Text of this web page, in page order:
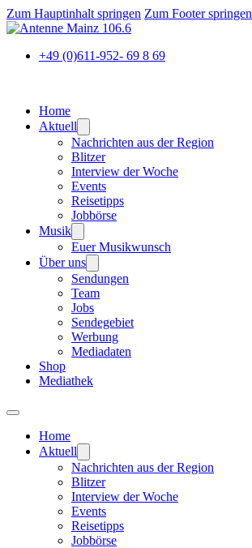
Zum Hauptinhalt springen Zum Footer springen
+49 (0)611-952- 69 8 69
Home
Aktuell
Nachrichten aus der Region
Blitzer
Interview der Woche
Events
Reisetipps
Jobbörse
Musik
Euer Musikwunsch
Über uns
Sendungen
Team
Jobs
Sendegebiet
Werbung
Mediadaten
Shop
Mediathek
Home
Aktuell
Nachrichten aus der Region
Blitzer
Interview der Woche
Events
Reisetipps
Jobbörse